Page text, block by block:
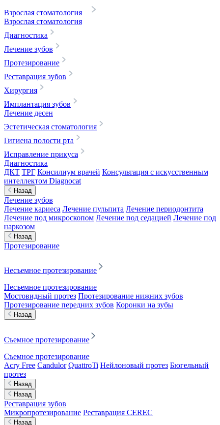
Взрослая стоматология
Взрослая стоматология
Диагностика
Лечение зубов
Протезирование
Реставрация зубов
Хирургия
Имплантация зубов
Лечение десен
Эстетическая стоматология
Гигиена полости рта
Исправление прикуса
Диагностика
ДКТ ТРГ Консилиум врачей Консультация с искусственным
интеллектом Diagnocat
Назад
Лечение зубов
Лечение кариеса Лечение пульпита Лечение периодонтита
Лечение под микроскопом Лечение под седацией Лечение под
наркозом
Назад
Протезирование
Несъемное протезирование
Несъемное протезирование
Мостовидный протез Протезирование нижних зубов
Протезирование передних зубов Коронки на зубы
Назад
Съемное протезирование
Съемное протезирование
Acry Free Candulor QuattroTi Нейлоновый протез Бюгельный
протез
Назад
Назад
Реставрация зубов
Микропротезирование Реставрация CEREC
Назад